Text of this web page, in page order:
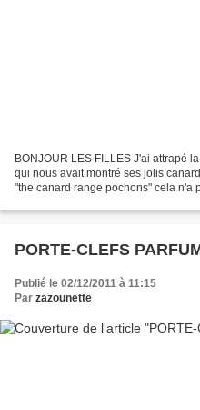
BONJOUR LES FILLES J'ai attrapé
qui nous avait montré ses jolis
"the canard range pochons" cela n'a
PORTE-CLEFS
Publié le 02/12/2011 à 11:15
Par zazounette